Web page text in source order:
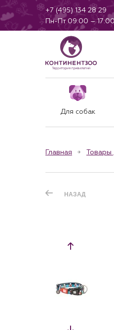
+7 (495) 134 28 29
Пн-Пт 09:00 –
Для собак
Главная Товары
НАЗАД